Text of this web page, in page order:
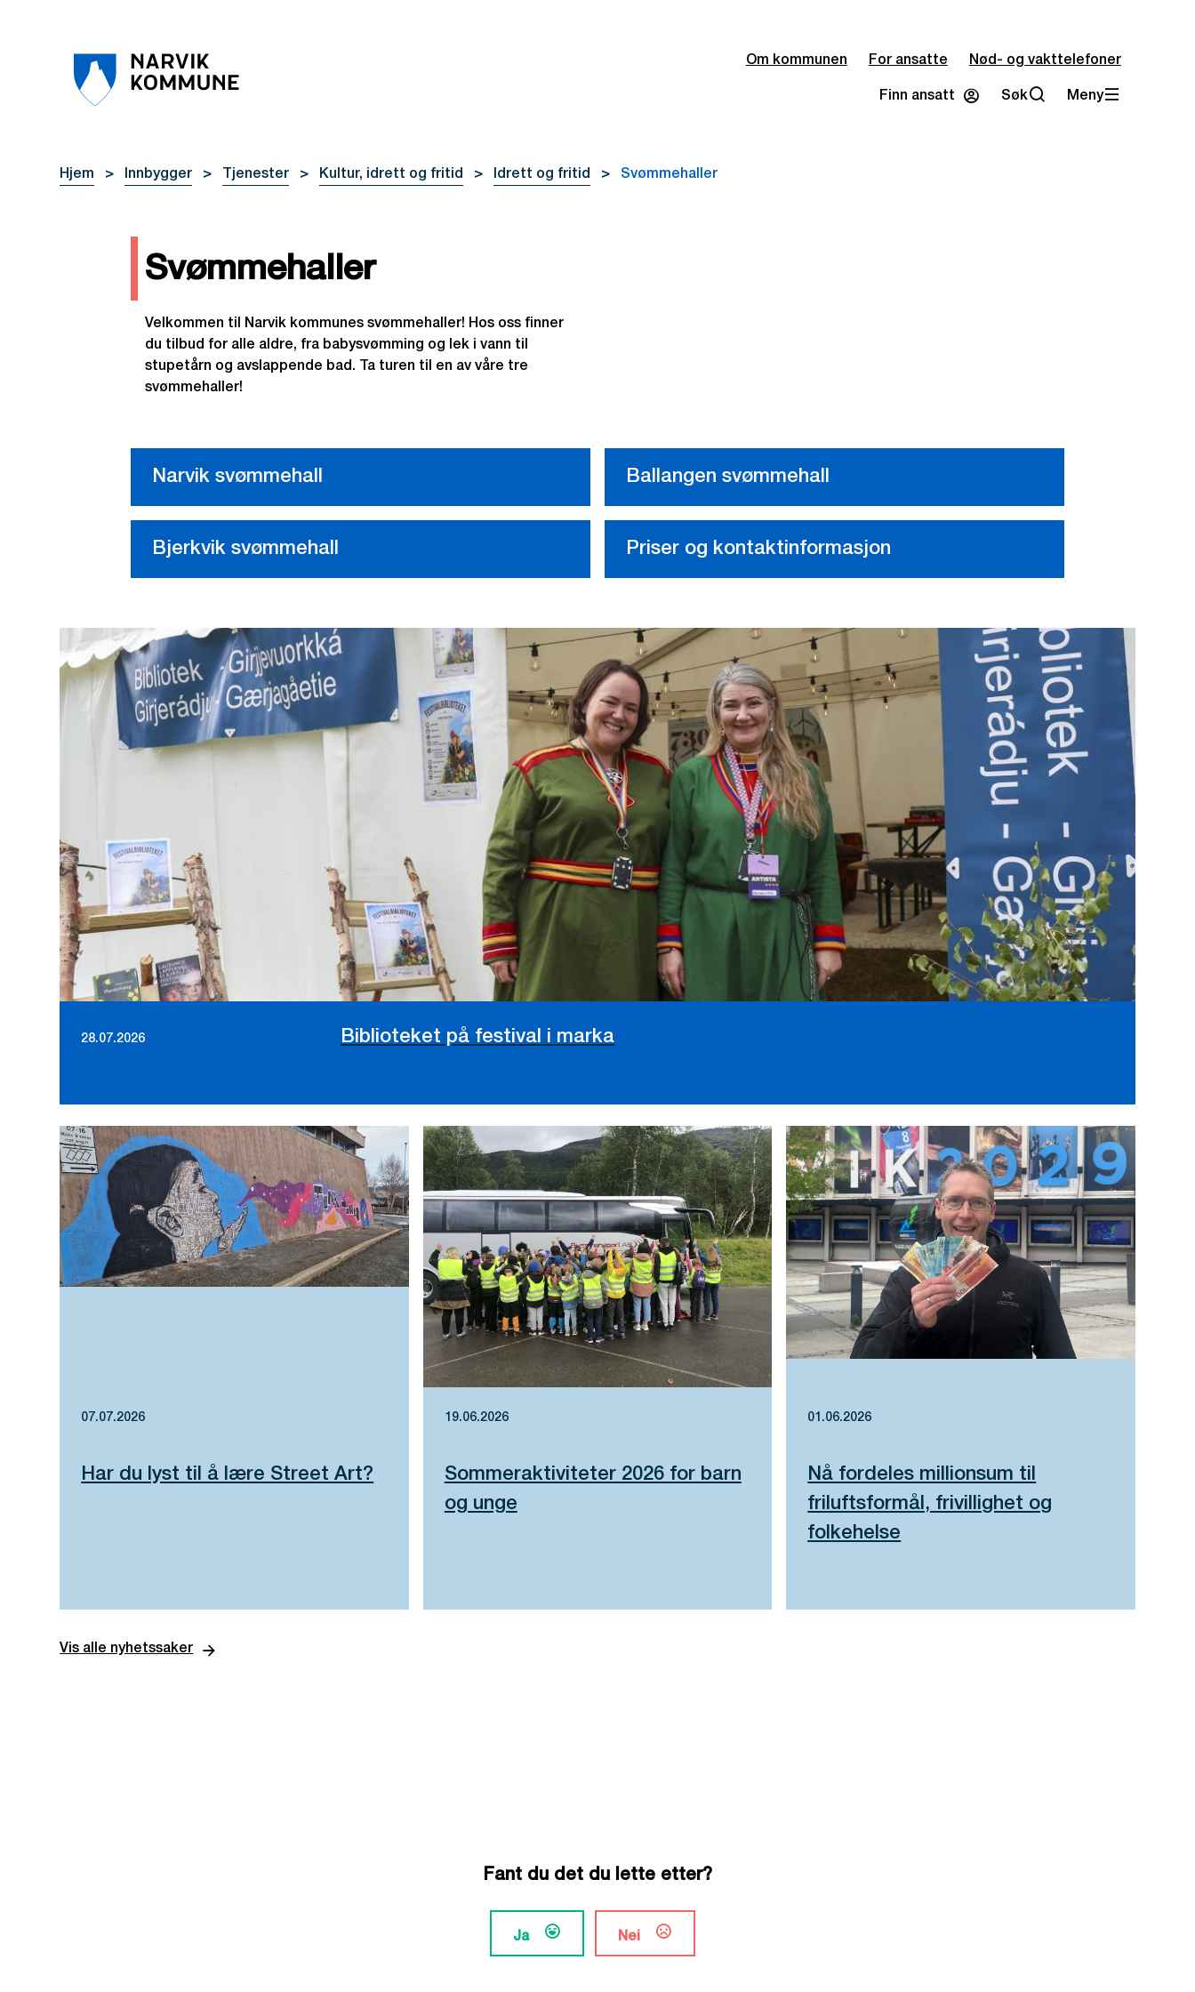
Om kommunen For ansatte Nød- og vakttelefoner
Finn ansatt Søk Meny
Du er her:
Hjem Innbygger Tjenester Kultur, idrett og fritid Idrett og fritid Svømmehaller
Svømmehaller
Velkommen til Narvik kommunes svømmehaller! Hos oss finner
du tilbud for alle aldre, fra babysvømming og lek i vann til
stupetårn og avslappende bad. Ta turen til en av våre tre
svømmehaller!
Narvik svømmehall Ballangen svømmehall
Bjerkvik svømmehall Priser og kontaktinformasjon
28.07.2026 Biblioteket på festival i marka
07.07.2026
Har du lyst til å lære Street Art?
19.06.2026
Sommeraktiviteter 2026 for barn
og unge
01.06.2026
Nå fordeles millionsum til
friluftsformål, frivillighet og
folkehelse
Vis alle nyhetssaker
Fant du det du lette etter?
Ja Nei